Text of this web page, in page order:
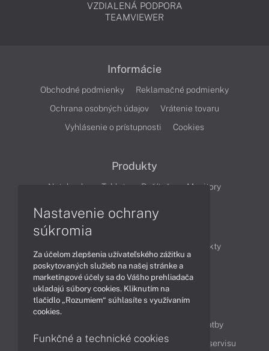
VZDIALENÁ PODPORA
TEAMVIEWER
Informácie
Obchodné podmienky
Reklamačné podmienky
Ochrana osobných údajov
Vrátenie tovaru
Vyhlásenie o prístupnosti
Cookies
Produkty
Notebooky Tablety Počítače Monitory
Produkty
Technológie
Videá
Obsah
Možnosti doručenia a platby
Podpora a servis
Servisné služby Cenník servisu
Nastavenie ochrany
súkromia
Za účelom zlepšenia užívateľského zážitku a
poskytovaných služieb na našej stránke a
marketingové účely sa do Vášho prehliadača
ukladajú súbory cookies. Kliknutím na
tlačidlo „Rozumiem“ súhlasíte s využívaním
cookies.
Funkčné a technické cookies